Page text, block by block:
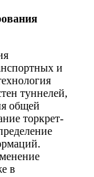
и
туннелей,
общей
торкрет-
в